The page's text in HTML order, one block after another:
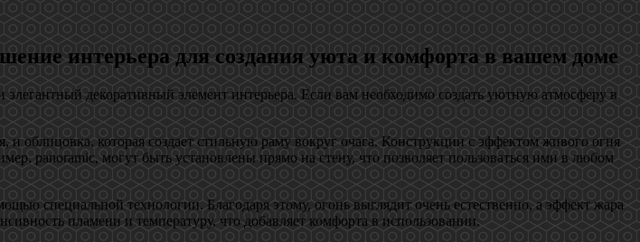
интерьера для создания уюта и комфорта в вашем доме
декоративный элемент интерьера. Если вам необходимо создать уютную атмосферу в
облицовка, которая создает стильную раму вокруг очага. Конструкции с эффектом живого огня
panoramic, могут быть установлены прямо на стену, что позволяет пользоваться ими в любом
специальной технологии. Благодаря этому, огонь выглядит очень естественно, а эффект жара
пламени и температуру, что добавляет комфорта в использовании.